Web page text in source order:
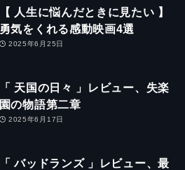
【 人生に悩んだときに見たい 】
勇気をくれる感動映画4選
2025年6月25日
「 天国の日々 」レビュー、失楽
園の物語第二章
2025年6月17日
「 バッドランズ 」レビュー、最